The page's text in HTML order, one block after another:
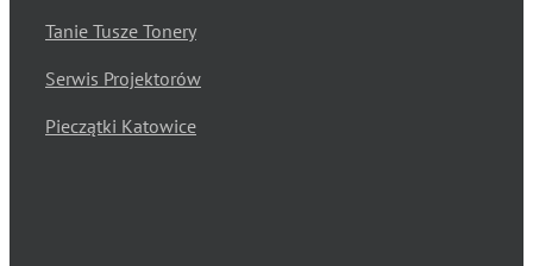
Tanie Tusze Tonery
Serwis Projektorów
Pieczątki Katowice